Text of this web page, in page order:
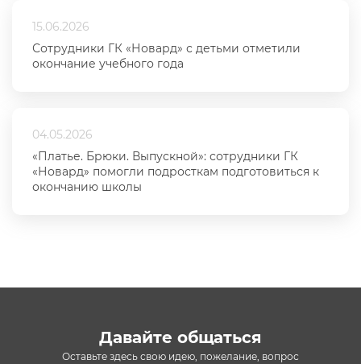
15.06.2026
Сотрудники ГК «Новард» с детьми отметили
окончание учебного года
04.05.2026
«Платье. Брюки. Выпускной»: сотрудники ГК
«Новард» помогли подросткам подготовиться к
окончанию школы
Давайте общаться
Оставьте здесь свою идею, пожелание, вопрос